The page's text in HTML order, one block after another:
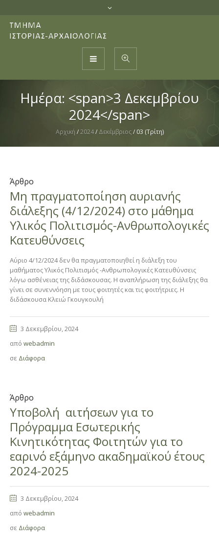
Ημέρα: <span>3 Δεκεμβρίου
2024</span>
Αρχική /2024 / Δεκέμβριος / 03 (Τρίτη)
Άρθρο
Μη πραγματοποίηση αυριανής
διάλεξης (4/12/2024) στο μάθημα
Υλικός Πολιτισμός-Ανθρωπολογικές
Κατευθύνσεις
Αύριο 4/12/2024 δεν θα πραγματοποιηθεί η διάλεξη του
μαθήματος Υλικός Πολιτισμός -Ανθρωπολογικές Κατευθύνσεις
λόγω ασθένειας της διδάσκουσας. Η αναπλήρωση της διάλεξης θα
γίνει σε συνεννόηση με τους φοιτητές και τις φοιτήτριες. Η
διδάσκουσα Κλειώ Γκουγκουλή
3 Δεκεμβρίου, 2024
από webadmin
σε Διάφορα
Άρθρο
Υποβολή αιτήσεων για το
Πρόγραμμα Εσωτερικής
Κινητικότητας Φοιτητών για το
εαρινό εξάμηνο ακαδημαϊκού έτους
2024-2025
3 Δεκεμβρίου, 2024
από webadmin
σε Διάφορα